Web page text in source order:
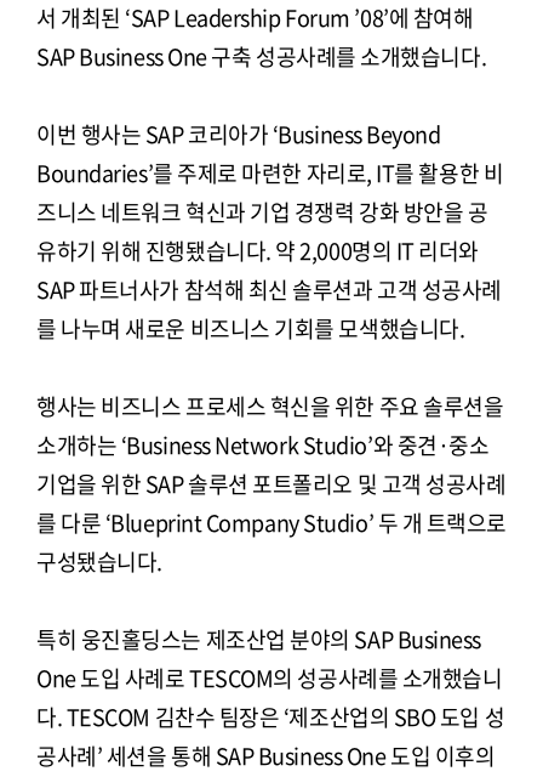
서 개최된 ‘SAP Leadership Forum ’08’에 참여해
SAP Business One 구축 성공사례를 소개했습니다.
이번 행사는 SAP 코리아가 ‘Business Beyond
Boundaries’를 주제로 마련한 자리로, IT를 활용한 비
즈니스 네트워크 혁신과 기업 경쟁력 강화 방안을 공
유하기 위해 진행됐습니다. 약 2,000명의 IT 리더와
SAP 파트너사가 참석해 최신 솔루션과 고객 성공사례
를 나누며 새로운 비즈니스 기회를 모색했습니다.
행사는 비즈니스 프로세스 혁신을 위한 주요 솔루션을
소개하는 ‘Business Network Studio’와 중견·중소
기업을 위한 SAP 솔루션 포트폴리오 및 고객 성공사례
를 다룬 ‘Blueprint Company Studio’ 두 개 트랙으로
구성됐습니다.
특히 웅진홀딩스는 제조산업 분야의 SAP Business
One 도입 사례로 TESCOM의 성공사례를 소개했습니
다. TESCOM 김찬수 팀장은 ‘제조산업의 SBO 도입 성
공사례’ 세션을 통해 SAP Business One 도입 이후의